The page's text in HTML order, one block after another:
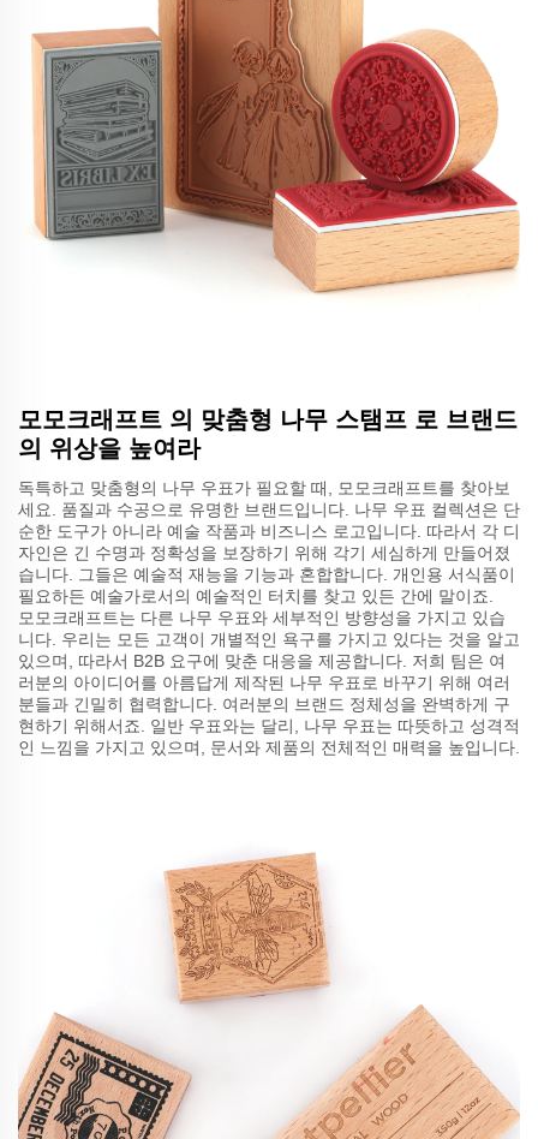
모모크래프트 의 맞춤형 나무 스탬프 로 브랜드
의 위상을 높여라
독특하고 맞춤형의 나무 우표가 필요할 때, 모모크래프트를 찾아보
세요. 품질과 수공으로 유명한 브랜드입니다. 나무 우표 컬렉션은 단
순한 도구가 아니라 예술 작품과 비즈니스 로고입니다. 따라서 각 디
자인은 긴 수명과 정확성을 보장하기 위해 각기 세심하게 만들어졌
습니다. 그들은 예술적 재능을 기능과 혼합합니다. 개인용 서식품이
필요하든 예술가로서의 예술적인 터치를 찾고 있든 간에 말이죠.
모모크래프트는 다른 나무 우표와 세부적인 방향성을 가지고 있습
니다. 우리는 모든 고객이 개별적인 욕구를 가지고 있다는 것을 알고
있으며, 따라서 B2B 요구에 맞춘 대응을 제공합니다. 저희 팀은 여
러분의 아이디어를 아름답게 제작된 나무 우표로 바꾸기 위해 여러
분들과 긴밀히 협력합니다. 여러분의 브랜드 정체성을 완벽하게 구
현하기 위해서죠. 일반 우표와는 달리, 나무 우표는 따뜻하고 성격적
인 느낌을 가지고 있으며, 문서와 제품의 전체적인 매력을 높입니다.